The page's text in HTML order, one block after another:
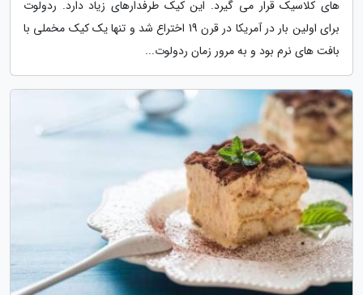
های کلاسیک قرار می گیرد. این کیک طرفدارهای زیاد دارد. ردولوت
برای اولین بار در آمریکا در قرن 19 اختراع شد و تنها یک کیک مخملی با
بافت های نرم بود و به مرور زمان ردولوت...